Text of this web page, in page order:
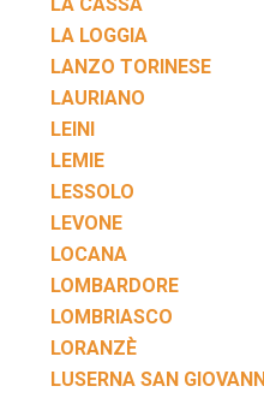
LA LOGGIA
LANZO TORINESE
LAURIANO
LEINI
LEMIE
LESSOLO
LEVONE
LOCANA
LOMBARDORE
LOMBRIASCO
LORANZÈ
LUSERNA SAN GIOVANNI